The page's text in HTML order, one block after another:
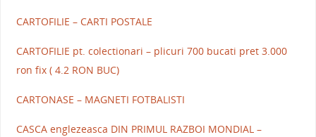
CARTOFILIE – CARTI POSTALE
CARTOFILIE pt. colectionari – plicuri 700 bucati pret 3.000
ron fix ( 4.2 RON BUC)
CARTONASE – MAGNETI FOTBALISTI
CASCA englezeasca DIN PRIMUL RAZBOI MONDIAL –